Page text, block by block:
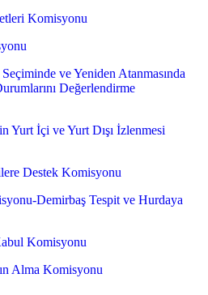
Komisyonu
ve Yeniden Atanmasında
Değerlendirme
Yurt İçi ve Yurt Dışı İzlenmesi
Destek Komisyonu
Demirbaş Tespit ve Hurdaya
Komisyonu
Alma Komisyonu